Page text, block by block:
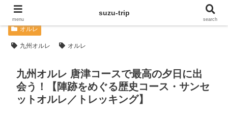
オルレ
九州オルレ オルレ
九州オルレ 唐津コースで最高の夕日に出
会う！【陣跡をめぐる歴史コース・サンセ
ットオルレ／トレッキング】
menu
suzu-trip
search